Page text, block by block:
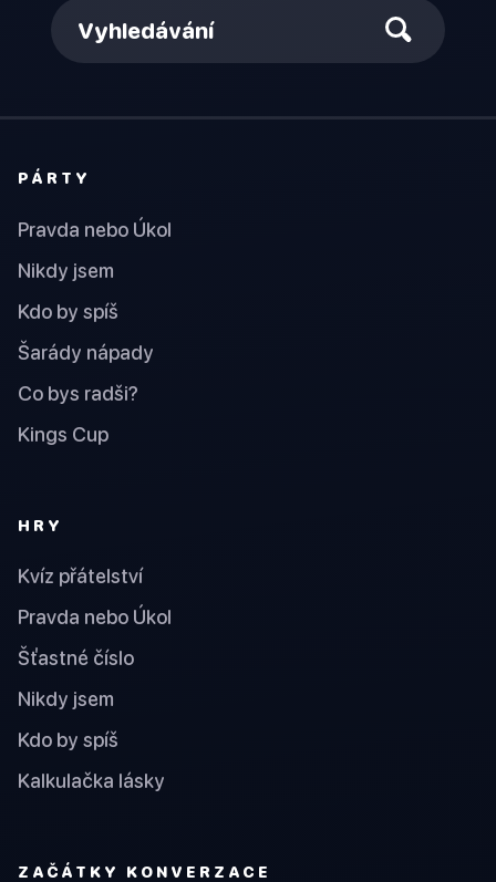
Vyhledávání
PÁRTY
Pravda nebo Úkol
Nikdy jsem
Kdo by spíš
Šarády nápady
Co bys radši?
Kings Cup
HRY
Kvíz přátelství
Pravda nebo Úkol
Šťastné číslo
Nikdy jsem
Kdo by spíš
Kalkulačka lásky
ZAČÁTKY KONVERZACE